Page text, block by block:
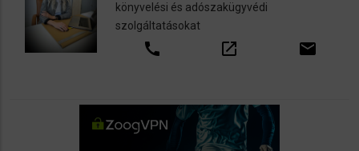
könyvelési és adószakügyvédi
szolgáltatásokat
call open_in_new email